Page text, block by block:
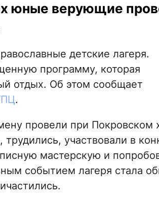
юные верующие
детские лагеря.
программу, которая
отдых. Об этом сообщает
.
провели при Покровском
участвовали в
мастерскую и
событием лагеря стала